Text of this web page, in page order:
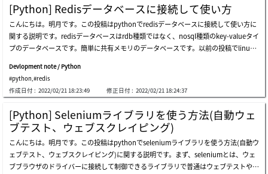
[Python] Redisデータベースに接続して使い方
こんにちは。明月です。この投稿はpythonでredisデータベースに接続して使い方に
関する説明です。redisデータベースはrdb種類ではなく、nosql種類のkey-valueタイ
プのデータベースです。簡単に共有メモリのデータベースです。以前の投稿でlinux
redisデータベースをインストールする方法とコマンドを使い方そのredisデータベー
スをpythonで使ってみましょう。pythonでredisデータベースを使うためにはredis
ライブラリをインストールするべきです。私はもうインストールされているのでイン
ストール済みで表示しますね。インストールをしてない方は上のコマンドでインスト
ールしたら良いでしょう。インストールしたらpythonソースでredisを使ってみまし
ょう。基本的な使い方はkeyを利用してデータを入力して取得する関数です。接続方
法にはstrictredis関数を利用して直接にconnectionを取得する方法があるし、pool
をまず生成してpoolからconnectionを取得する方法があります。どっちらかが良い
か言うことは難しいですが、poolがコネクションを管理するので、リソース管理で
Devlopment note / Python
#python #redis
作成日付 : 2022/02/21 18:23:49 修正日付 : 2022/02/21 18:24:37
[Python] Seleniumライブラリを使う方法(自動ウェ
ブテスト、ウェブスクレイピング)
こんにちは。明月です。この投稿はpythonでseleniumライブラリを使う方法(自動ウ
ェブテスト、ウェブスクレイピング)に関する説明です。まず、seleniumとは、ウェ
ブブラウザのドライバーに接続して制御できるライブラリで普通はウェブテストやウ